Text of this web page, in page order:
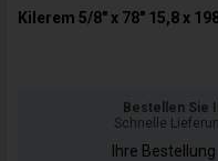
Kilerem 5/8" x 78" 15,8 x
Bestellen Sie
Schnelle
Ihre